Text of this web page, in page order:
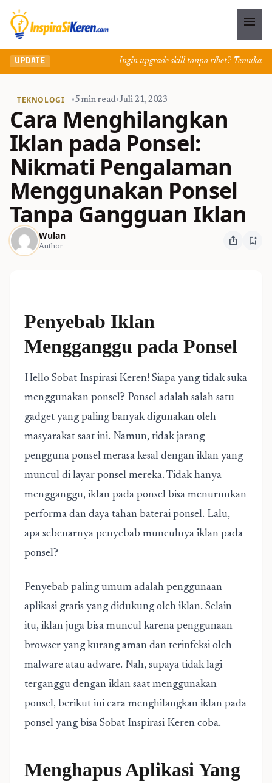
menu
UPDATE Ingin upgrade skill tanpa ribet? Temukan
TEKNOLOGI •5 min read•Juli 21, 2023
Cara Menghilangkan
Iklan pada Ponsel:
Nikmati Pengalaman
Menggunakan Ponsel
Tanpa Gangguan Iklan
Wulan
Author ios_share bookmark_add
Penyebab Iklan
Mengganggu pada Ponsel
Hello Sobat Inspirasi Keren! Siapa yang tidak suka
menggunakan ponsel? Ponsel adalah salah satu
gadget yang paling banyak digunakan oleh
masyarakat saat ini. Namun, tidak jarang
pengguna ponsel merasa kesal dengan iklan yang
muncul di layar ponsel mereka. Tidak hanya
mengganggu, iklan pada ponsel bisa menurunkan
performa dan daya tahan baterai ponsel. Lalu,
apa sebenarnya penyebab munculnya iklan pada
ponsel?
Penyebab paling umum adalah penggunaan
aplikasi gratis yang didukung oleh iklan. Selain
itu, iklan juga bisa muncul karena penggunaan
browser yang kurang aman dan terinfeksi oleh
malware atau adware. Nah, supaya tidak lagi
terganggu dengan iklan saat menggunakan
ponsel, berikut ini cara menghilangkan iklan pada
ponsel yang bisa Sobat Inspirasi Keren coba.
Menghapus Aplikasi Yang